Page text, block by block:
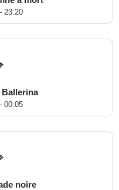
23:20
Ballerina
00:05
noire